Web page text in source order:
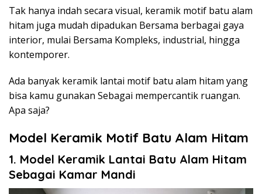
Tak hanya indah secara visual, keramik motif batu alam
hitam juga mudah dipadukan Bersama berbagai gaya
interior, mulai Bersama Kompleks, industrial, hingga
kontemporer.
Ada banyak keramik lantai motif batu alam hitam yang
bisa kamu gunakan Sebagai mempercantik ruangan.
Apa saja?
Model Keramik Motif Batu Alam Hitam
1. Model Keramik Lantai Batu Alam Hitam
Sebagai Kamar Mandi